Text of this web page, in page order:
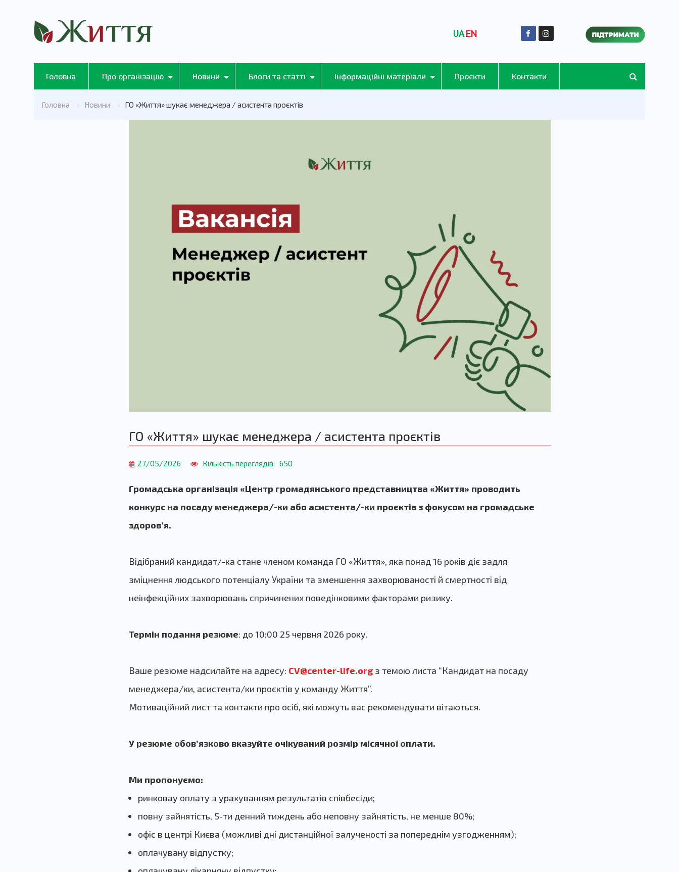
UAEN
Головна Про організацію Новини Блоги та статті Інформаційні матеріали Проєкти Контакти
Головна Новини ГО «Життя» шукає менеджера / асистента проєктів
ГО «Життя» шукає менеджера / асистента проєктів
27/05/2026 Кількість переглядів: 650
Громадська організація «Центр громадянського представництва «Життя» проводить
конкурс на посаду менеджера/-ки або асистента/-ки проєктів з фокусом на громадське
здоровʼя.
Відібраний кандидат/-ка стане членом команда ГО «Життя», яка понад 16 років діє задля
зміцнення людського потенціалу України та зменшення захворюваності й смертності від
неінфекційних захворювань спричинених поведінковими факторами ризику.
Термін подання резюме: до 10:00 25 червня 2026 року.
Ваше резюме надсилайте на адресу: CV@center-life.orgз темою листа “Кандидат на посаду
менеджера/ки, асистента/ки проєктів у команду Життя”.
Мотиваційний лист та контакти про осіб, які можуть вас рекомендувати вітаються.
У резюме обов’язково вказуйте очікуваний розмір місячної оплати.
Ми пропонуємо:
ринковау оплату з урахуванням результатів співбесіди;
повну зайнятість, 5-ти денний тиждень або неповну зайнятість, не менше 80%;
офіс в центрі Києва (можливі дні дистанційної залученості за попереднім узгодженням);
оплачувану відпустку;